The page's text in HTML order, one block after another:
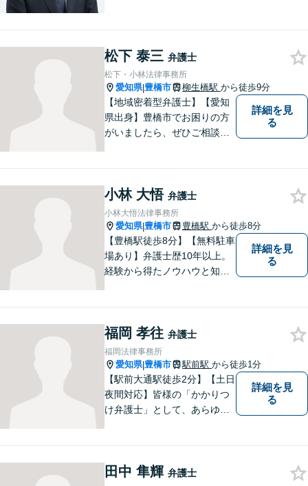
がら、尽力させていただきま
すので、お気軽にお問い合わ
せ下さい。
松下 泰三 弁護士
松下・小林法律事務所
愛知県|豊橋市 柳生橋駅 から徒歩9分
【地域密着型弁護士】【愛知
県出身】豊橋市でお困りの方
がいましたら、ぜひご相談く
詳細を見
る
小林 大悟 弁護士
小林大悟法律事務所
愛知県|豊橋市 豊橋駅 から徒歩8分
【豊橋駅徒歩8分】【無料駐車
場あり】弁護士歴10年以上。
経験から得たノウハウと知見
可能】親しみやすく、信頼い
ただける人間性を大切にして
います。お気軽にご相談くだ
さい。
詳細を見
る
福岡 孝往 弁護士
福岡法律事務所
愛知県|豊橋市 駅前駅 から徒歩1分
【駅前大通駅徒歩2分】【土日
夜間対応】皆様の「かかりつ
け弁護士」として、あらゆる
きます。まずはお気軽にご相
詳細を見
る
田中 隼輝 弁護士